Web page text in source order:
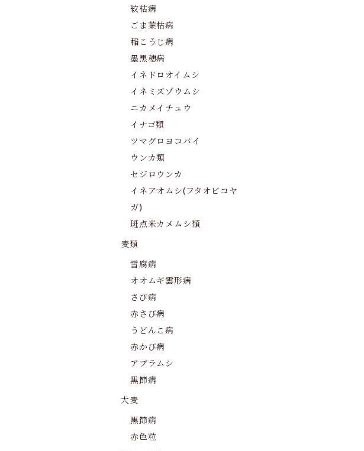
紋枯病
ごま葉枯病
稲こうじ病
墨黒穂病
イネドロオイムシ
イネミズゾウムシ
ニカメイチュウ
イナゴ類
ツマグロヨコバイ
ウンカ類
セジロウンカ
イネアオムシ(フタオビコヤ
ガ)
斑点米カメムシ類
麦類
雪腐病
オオムギ雲形病
さび病
赤さび病
うどんこ病
赤かび病
アブラムシ
黒節病
大麦
黒節病
赤色粒